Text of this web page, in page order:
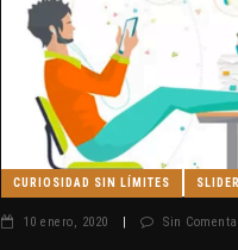
CURIOSIDAD SIN LÍMITES SLIDER
10 enero, 2020 | Sin